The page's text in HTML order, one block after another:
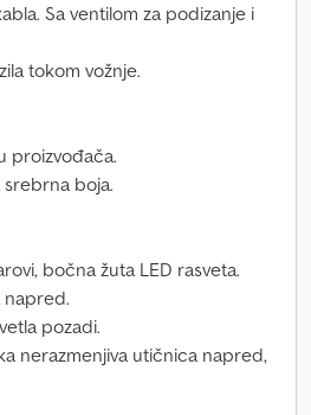
Sa ventilom za podizanje i
tokom vožnje.
proizvođača.
boja.
bočna žuta LED rasveta.
napred.
pozadi.
nerazmenjiva utičnica napred,